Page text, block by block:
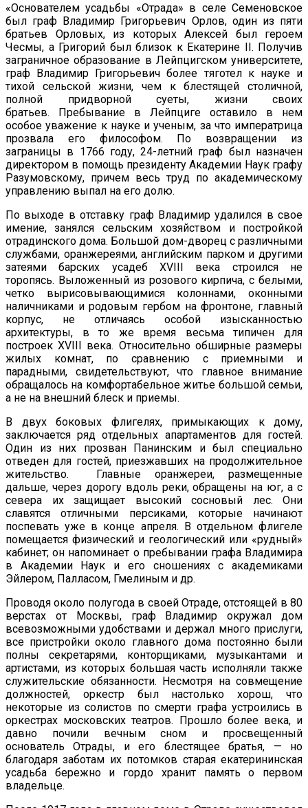
«Основателем усадьбы «Отрада» в селе Семеновское
был граф Владимир Григорьевич Орлов, один из пяти
братьев Орловых, из которых Алексей был героем
Чесмы, а Григорий был близок к Екатерине II. Получив
заграничное образование в Лейпцигском университете,
граф Владимир Григорьевич более тяготел к науке и
тихой сельской жизни, чем к блестящей столичной,
полной придворной суеты, жизни своих
братьев. Пребывание в Лейпциге оставило в нем
особое уважение к науке и ученым, за что императрица
прозвала его философом. По возвращении из
заграницы в 1766 году, 24-летний граф был назначен
директором в помощь президенту Академии Наук графу
Разумовскому, причем весь труд по академическому
управлению выпал на его долю.
По выходе в отставку граф Владимир удалился в свое
имение, занялся сельским хозяйством и постройкой
отрадинского дома. Большой дом-дворец с различными
службами, оранжереями, английским парком и другими
затеями барских усадеб XVIII века строился не
торопясь. Выложенный из розового кирпича, с белыми,
четко вырисовывающимися колоннами, оконными
наличниками и родовым гербом на фронтоне, главный
корпус, не отличаясь особой изысканностью
архитектуры, в то же время весьма типичен для
построек XVIII века. Относительно обширные размеры
жилых комнат, по сравнению с приемными и
парадными, свидетельствуют, что главное внимание
обращалось на комфортабельное житье большой семьи,
а не на внешний блеск и приемы.
В двух боковых флигелях, примыкающих к дому,
заключается ряд отдельных апартаментов для гостей.
Один из них прозван Панинским и был специально
отведен для гостей, приезжавших на продолжительное
жительство. Главные оранжереи, размещенные
дальше, через дорогу вдоль реки, обращены на юг, а с
севера их защищает высокий сосновый лес. Они
славятся отличными персиками, которые начинают
поспевать уже в конце апреля. В отдельном флигеле
помещается физический и геологический или «рудный»
кабинет; он напоминает о пребывании графа Владимира
в Академии Наук и его сношениях с академиками
Эйлером, Палласом, Гмелиным и др.
Проводя около полугода в своей Отраде, отстоящей в 80
верстах от Москвы, граф Владимир окружал дом
всевозможными удобствами и держал много прислуги,
все пристройки около главного дома постоянно были
полны секретарями, конторщиками, музыкантами и
артистами, из которых большая часть исполняли также
служительские обязанности. Несмотря на совмещение
должностей, оркестр был настолько хорош, что
некоторые из солистов по смерти графа устроились в
оркестрах московских театров. Прошло более века, и
давно почили вечным сном и просвещенный
основатель Отрады, и его блестящее братья, — но
благодаря заботам их потомков старая екатерининская
усадьба бережно и гордо хранит память о первом
владельце.